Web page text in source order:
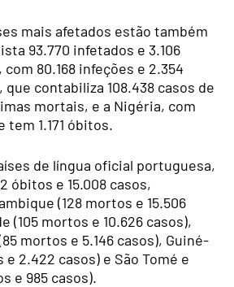
mais afetados estão também
93.770 infetados e 3.106
80.168 infeções e 2.354
contabiliza 108.438 casos de
mortais, e a Nigéria, com
tem 1.171 óbitos.
de língua oficial portuguesa,
óbitos e 15.008 casos,
(128 mortos e 15.506
(105 mortos e 10.626 casos),
mortos e 5.146 casos), Guiné-
2.422 casos) e São Tomé e
e 985 casos).